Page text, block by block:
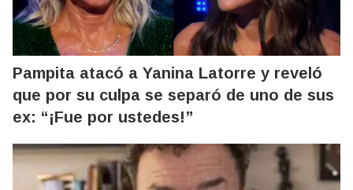
Pampita atacó a Yanina Latorre y reveló
que por su culpa se separó de uno de sus
ex: “¡Fue por ustedes!”